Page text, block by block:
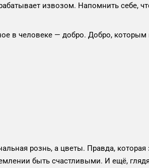
извозом. Напомнить себе,
в человеке — добро. Добро,
рознь, а цветы. Правда, которая
быть счастливыми. И ещё,